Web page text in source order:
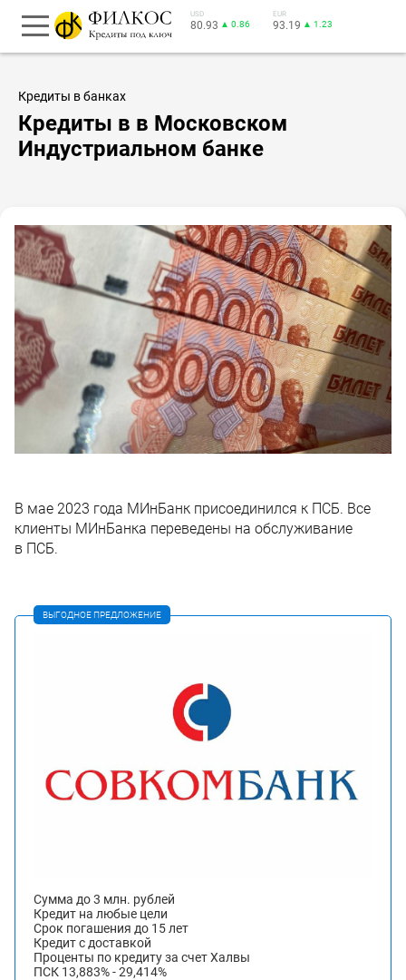
USD
80.93 ▲ 0.86
EUR
93.19 ▲ 1.23
Кредиты в банках
Кредиты в в Московском
Индустриальном банке
В мае 2023 года МИнБанк присоединился к ПСБ. Все
клиенты МИнБанка переведены на обслуживание
в ПСБ.
ВЫГОДНОЕ ПРЕДЛОЖЕНИЕ
Сумма до 3 млн. рублей
Кредит на любые цели
Срок погашения до 15 лет
Кредит с доставкой
Проценты по кредиту за счет Халвы
ПСК 13,883% - 29,414%